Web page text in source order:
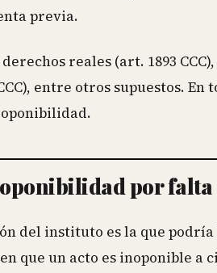
previa.
reales (art. 1893
entre otros supuestos.
por
del instituto es la que
en que un acto es inoponible